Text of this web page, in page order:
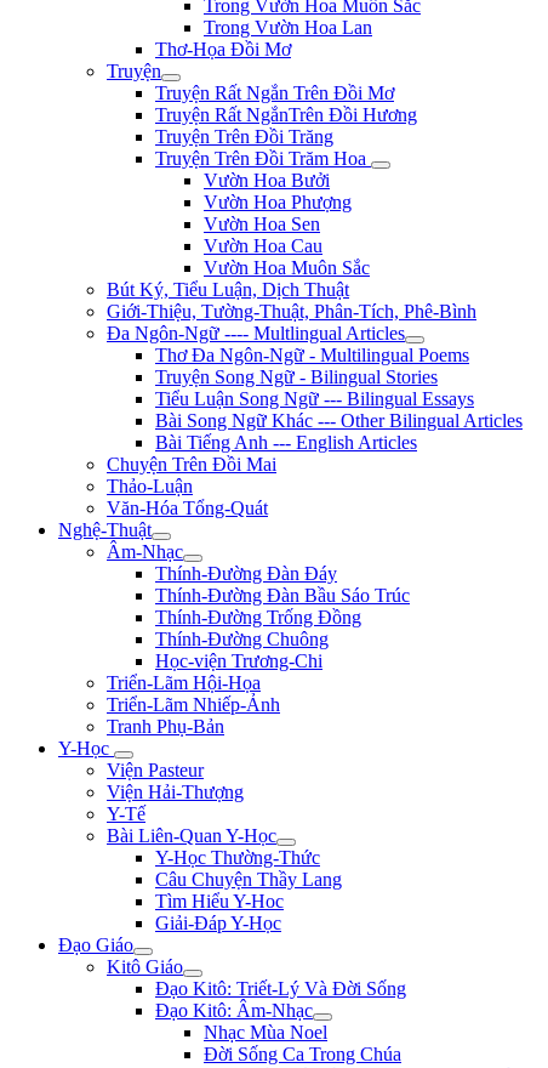
Trong Vườn Hoa Muôn Sắc
Trong Vườn Hoa Lan
Thơ-Họa Đồi Mơ
Truyện
Truyện Rất Ngắn Trên Đồi Mơ
Truyện Rất NgắnTrên Đồi Hương
Truyện Trên Đồi Trăng
Truyện Trên Đồi Trăm Hoa
Vườn Hoa Bưởi
Vườn Hoa Phượng
Vườn Hoa Sen
Vườn Hoa Cau
Vườn Hoa Muôn Sắc
Bút Ký, Tiểu Luận, Dịch Thuật
Giới-Thiệu, Tường-Thuật, Phân-Tích, Phê-Bình
Đa Ngôn-Ngữ ---- Multlingual Articles
Thơ Đa Ngôn-Ngữ - Multilingual Poems
Truyện Song Ngữ - Bilingual Stories
Tiểu Luận Song Ngữ --- Bilingual Essays
Bài Song Ngữ Khác --- Other Bilingual Articles
Bài Tiếng Anh --- English Articles
Chuyện Trên Đồi Mai
Thảo-Luận
Văn-Hóa Tổng-Quát
Nghệ-Thuật
Âm-Nhạc
Thính-Đường Đàn Đáy
Thính-Đường Đàn Bầu Sáo Trúc
Thính-Đường Trống Đồng
Thính-Đường Chuông
Học-viện Trương-Chi
Triển-Lãm Hội-Họa
Triển-Lãm Nhiếp-Ảnh
Tranh Phụ-Bản
Y-Học
Viện Pasteur
Viện Hải-Thượng
Y-Tế
Bài Liên-Quan Y-Học
Y-Học Thường-Thức
Câu Chuyện Thầy Lang
Tìm Hiểu Y-Hoc
Giải-Đáp Y-Học
Đạo Giáo
Kitô Giáo
Đạo Kitô: Triết-Lý Và Đời Sống
Đạo Kitô: Âm-Nhạc
Nhạc Mùa Noel
Đời Sống Ca Trong Chúa